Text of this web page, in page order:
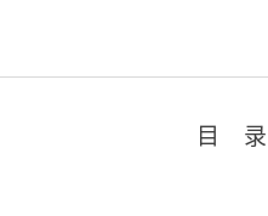
目 录